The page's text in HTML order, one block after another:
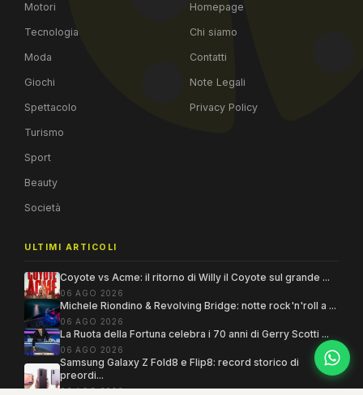
Motori
Tecnologia
Moda
Giochi
Spettacolo
Turismo
Sport
Beauty
Società
Homepage
Chi siamo
Contatti
Note Legali
Privacy Policy
ULTIMI ARTICOLI
Coyote vs Acme: il ritorno di Willy il Coyote sul grande ...
06 AGO 2026
Michele Riondino & Revolving Bridge: notte rock'n'roll a ...
06 AGO 2026
La Ruota della Fortuna celebra i 70 anni di Gerry Scotti ...
06 AGO 2026
Samsung Galaxy Z Fold8 e Flip8: record storico di
preordi...
06 AGO 2026